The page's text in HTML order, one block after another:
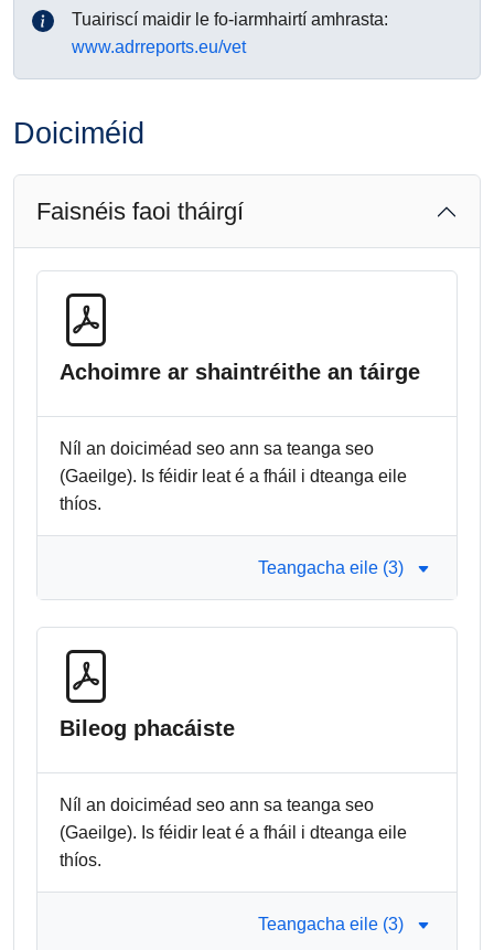
Tuairiscí maidir le fo-iarmhairtí amhrasta:
www.adrreports.eu/vet
Doiciméid
Faisnéis faoi tháirgí
Achoimre ar shaintréithe an táirge
Níl an doiciméad seo ann sa teanga seo
(Gaeilge). Is féidir leat é a fháil i dteanga eile
thíos.
Teangacha eile (3)
Bileog phacáiste
Níl an doiciméad seo ann sa teanga seo
(Gaeilge). Is féidir leat é a fháil i dteanga eile
thíos.
Teangacha eile (3)